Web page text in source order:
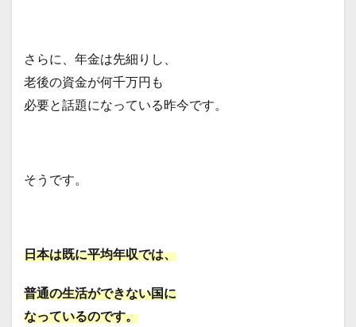
さらに、年金は先細りし、
老後の資金が何千万円も
必要と話題になっている昨今です。
そうです。
日本は既に平均年収では、
普通の生活ができない国に
なっているのです。